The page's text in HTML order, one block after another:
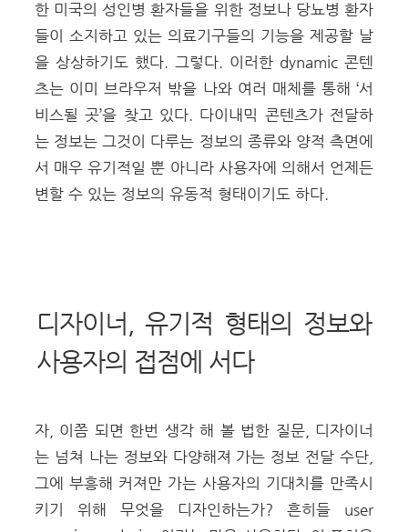
한 미국의 성인병 환자들을 위한 정보나 당뇨병 환자
들이 소지하고 있는 의료기구들의 기능을 제공할 날
을 상상하기도 했다. 그렇다. 이러한 dynamic 콘텐
츠는 이미 브라우저 밖을 나와 여러 매체를 통해 ‘서
비스될 곳’을 찾고 있다. 다이내믹 콘텐츠가 전달하
는 정보는 그것이 다루는 정보의 종류와 양적 측면에
서 매우 유기적일 뿐 아니라 사용자에 의해서 언제든
변할 수 있는 정보의 유동적 형태이기도 하다.
디자이너, 유기적 형태의 정보와
사용자의 접점에 서다
자, 이쯤 되면 한번 생각 해 볼 법한 질문, 디자이너
는 넘쳐 나는 정보와 다양해져 가는 정보 전달 수단,
그에 부흥해 커져만 가는 사용자의 기대치를 만족시
키기 위해 무엇을 디자인하는가? 흔히들 user